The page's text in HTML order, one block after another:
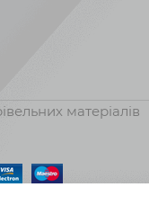
матеріалів